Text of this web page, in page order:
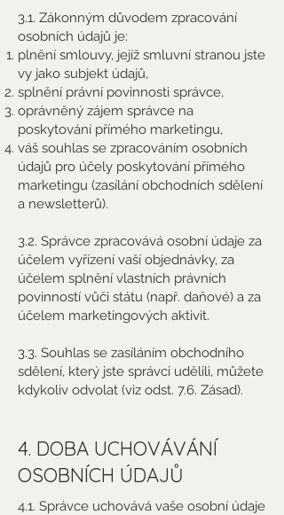
3.1. Zákonným důvodem zpracování
osobních údajů je:
plnění smlouvy, jejíž smluvní stranou jste
vy jako subjekt údajů,
splnění právní povinnosti správce,
oprávněný zájem správce na
poskytování přímého marketingu,
váš souhlas se zpracováním osobních
údajů pro účely poskytování přímého
marketingu (zasílání obchodních sdělení
a newsletterů).
3.2. Správce zpracovává osobní údaje za
účelem vyřízení vaší objednávky, za
účelem splnění vlastních právních
povinností vůči státu (např. daňové) a za
účelem marketingových aktivit.
3.3. Souhlas se zasíláním obchodního
sdělení, který jste správci udělili, můžete
kdykoliv odvolat (viz odst. 7.6. Zásad).
4. DOBA UCHOVÁVÁNÍ
OSOBNÍCH ÚDAJŮ
4.1. Správce uchovává vaše osobní údaje